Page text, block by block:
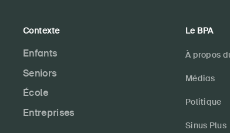
Contexte
Enfants
Seniors
École
Entreprises
Le BPA
À propos
Médias
Politique
Sinus Plus